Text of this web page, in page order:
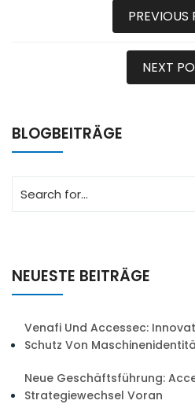
PREVIOUS
NEXT
BLOGBEITRÄGE
NEUESTE BEITRÄGE
Venafi Und Accessec:
Schutz Von
Neue Geschäftsführung:
Strategiewechsel Voran